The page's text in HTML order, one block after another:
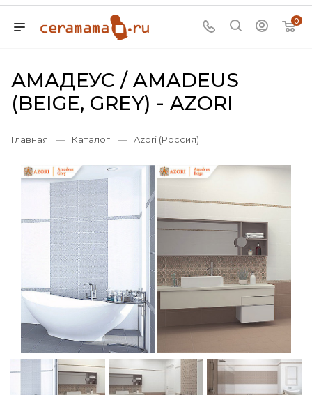
0
АМАДЕУС / AMADEUS
(BEIGE, GREY) - AZORI
Главная — Каталог — Azori (Россия)